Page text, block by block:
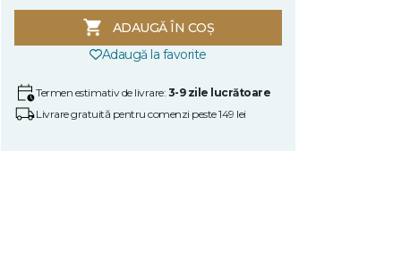
ADAUGĂ ÎN COȘ
Adaugă la favorite
Termen estimativ de livrare: 3-9 zile lucrătoare
Livrare gratuită pentru comenzi peste 149 lei